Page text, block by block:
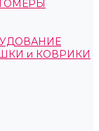
и КОВРИКИ